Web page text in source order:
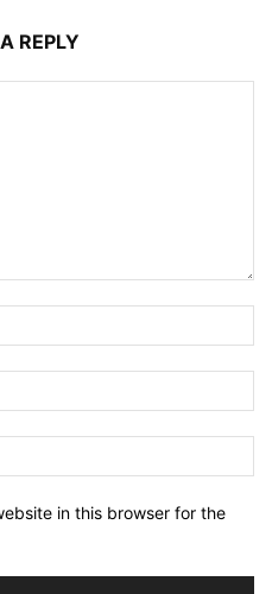
REPLY
in this browser for the